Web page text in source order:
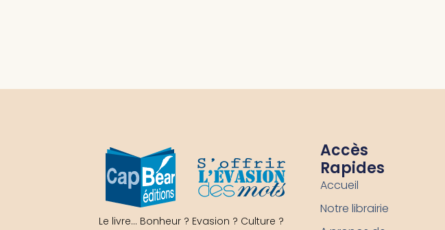
Le livre… Bonheur ? Evasion ? Culture ?
Accès
Rapides
Accueil
Notre librairie